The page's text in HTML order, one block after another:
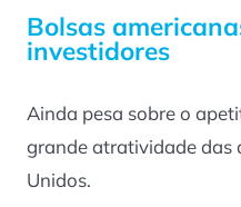
Bolsas
investidores
Ainda pesa sobre o
grande atratividade das
Unidos.